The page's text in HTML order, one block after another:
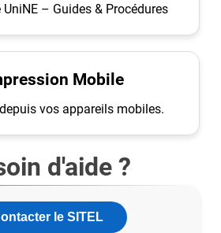
– Guides & Procédures
Mobile
vos appareils mobiles.
d'aide ?
le SITEL